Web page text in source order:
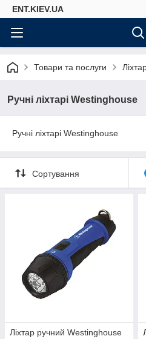
ENT.KIEV.UA
Товари та послуги
Ручні ліхтарі Westinghouse
Ручні ліхтарі Westinghouse
Сортування
Ліхтар ручний Westinghouse